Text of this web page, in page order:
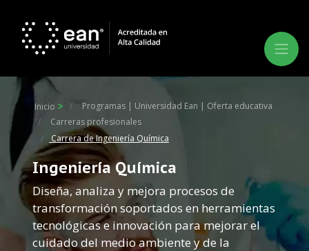
Inicio
Programas | Universidad Ean | Oferta educativa
Carreras profesionales
Carrera de Ingeniería Química
Ingeniería Química
Diseña, analiza y mejora procesos de
transformación soportados en herramientas
tecnológicas e innovación para mejorar el
cuidado del medio ambiente y de la